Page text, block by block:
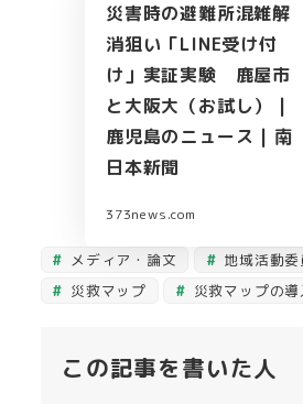
災害時の避難所混雑解
消狙い「LINE受け付
け」実証実験 鹿屋市
と大阪大（お試し） |
鹿児島のニュース | 南
日本新聞
373news.com
メディア・論文
地域活動委
災救マップ
災救マップの
この記事を書いた人